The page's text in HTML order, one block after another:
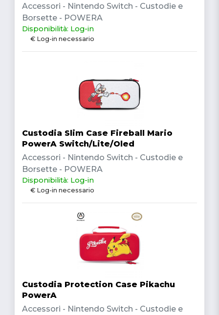
Accessori - Nintendo Switch - Custodie e
Borsette - POWERA
Disponibilità: Log-in
€ Log-in necessario
Custodia Slim Case Fireball Mario
PowerA Switch/Lite/Oled
Accessori - Nintendo Switch - Custodie e
Borsette - POWERA
Disponibilità: Log-in
€ Log-in necessario
Custodia Protection Case Pikachu
PowerA
Accessori - Nintendo Switch - Custodie e